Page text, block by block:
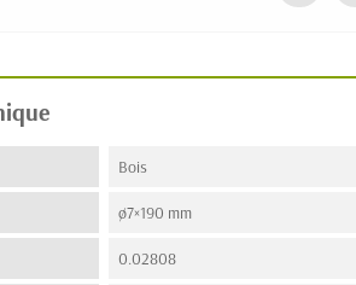
Bois
ø7×190 mm
0.02808